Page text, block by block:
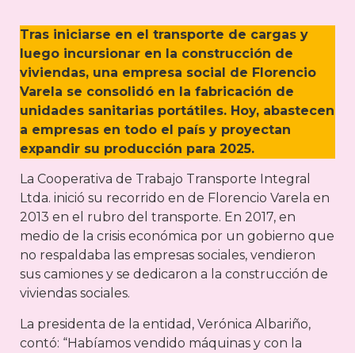
Tras iniciarse en el transporte de cargas y
luego incursionar en la construcción de
viviendas, una empresa social de Florencio
Varela se consolidó en la fabricación de
unidades sanitarias portátiles. Hoy, abastecen
a empresas en todo el país y proyectan
expandir su producción para 2025.
La Cooperativa de Trabajo Transporte Integral
Ltda. inició su recorrido en de Florencio Varela en
2013 en el rubro del transporte. En 2017, en
medio de la crisis económica por un gobierno que
no respaldaba las empresas sociales, vendieron
sus camiones y se dedicaron a la construcción de
viviendas sociales.
La presidenta de la entidad, Verónica Albariño,
contó: “Habíamos vendido máquinas y con la